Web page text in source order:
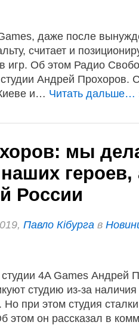
даже после
считает и
игр. Об этом Радио
Андрей Прохоров.
и… Читать дальше…
мы
героев,
России
Павло Кібурга в
4A Games Андрей
студию из-за
при этом студия
этом он рассказал в